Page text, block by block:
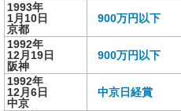
1993年
1月10日
京都
900万円以下
1992年
12月19日
阪神
900万円以下
1992年
12月6日
中京
中京日経賞